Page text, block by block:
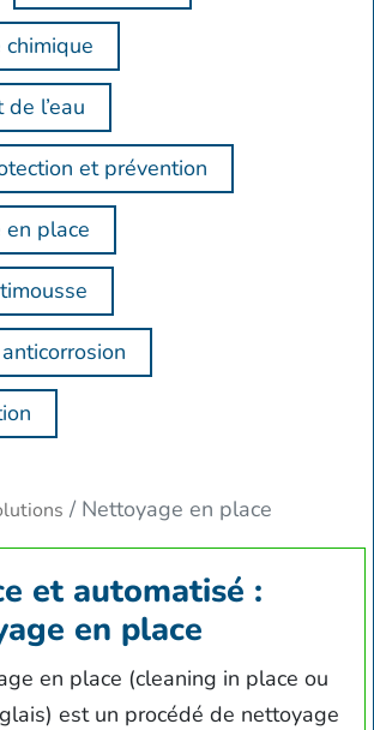
l’eau
et prévention
place
Nettoyage en place
et automatisé :
en place
en place (cleaning in place ou
est un procédé de nettoyage